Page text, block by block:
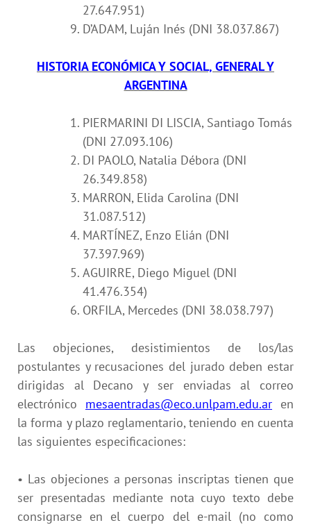
27.647.951)
D’ADAM, Luján Inés (DNI 38.037.867)
HISTORIA ECONÓMICA Y SOCIAL, GENERAL Y
ARGENTINA
PIERMARINI DI LISCIA, Santiago Tomás
(DNI 27.093.106)
DI PAOLO, Natalia Débora (DNI
26.349.858)
MARRON, Elida Carolina (DNI
31.087.512)
MARTÍNEZ, Enzo Elián (DNI
37.397.969)
AGUIRRE, Diego Miguel (DNI
41.476.354)
ORFILA, Mercedes (DNI 38.038.797)
Las objeciones, desistimientos de los/las
postulantes y recusaciones del jurado deben estar
dirigidas al Decano y ser enviadas al correo
electrónico mesaentradas@eco.unlpam.edu.ar en
la forma y plazo reglamentario, teniendo en cuenta
las siguientes especificaciones:
• Las objeciones a personas inscriptas tienen que
ser presentadas mediante nota cuyo texto debe
consignarse en el cuerpo del e-mail (no como